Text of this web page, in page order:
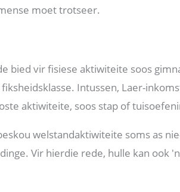
moet trotseer.
bied vir fisiese aktiwiteite soos
Intussen, Laer-
aktiwiteite, soos stap of
welstandaktiwiteite soms as
Vir hierdie rede, hulle kan ook